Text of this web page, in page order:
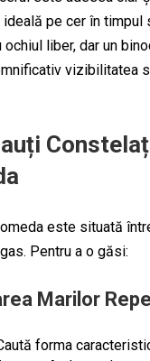
pe cer în timpul
liber, dar un
vizibilitatea
este situată
Pentru a o găsi:
Marilor
forma